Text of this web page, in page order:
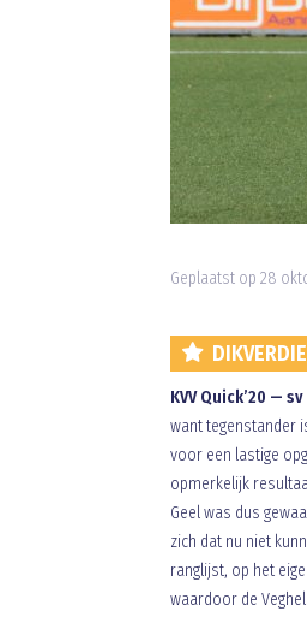
Geplaatst op 28
KVV Quick’20 —
want tegenstander
voor een lastige
opmerkelijk
Geel was dus
zich dat nu niet
ranglijst, op het
waardoor de